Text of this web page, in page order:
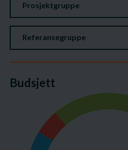
Prosjektgruppe
Referansegruppe
Budsjett